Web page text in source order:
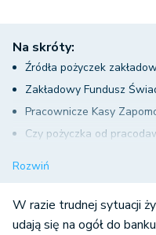
Na skróty:
Źródła pożyczek
Zakładowy Fundusz
Pracownicze Kasy
Czy pożyczka od
Umorzenie pożyczki a
Jak uzyskać pożyczkę?
Rozwiń
W razie trudnej sytuacji
udają się na ogół do